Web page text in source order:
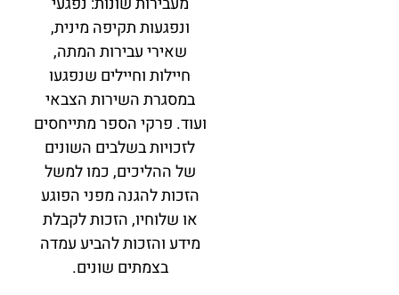
ונפגעות תקיפה מינית,
שאירי עבירות המתה,
חיילות וחיילים שנפגעו
במסגרת השירות הצבאי
ועוד. פרקי הספר מתייחסים
לזכויות בשלבים השונים
של ההליכים, כמו למשל
הזכות להגנה מפני הפוגע
או שלוחיו, הזכות לקבלת
מידע והזכות להביע עמדה
בצמתים שונים.